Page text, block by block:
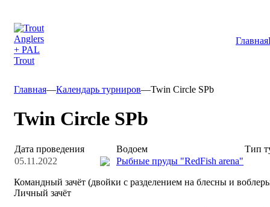
Главная
Главная—Календарь турниров—Twin Circle SPb
Twin Circle SPb
Дата проведения Водоем
Тип
05.11.2022
Рыбные пруды "RedFish arena"
Командный зачёт (двойки с разделением на блесны и
Личный зачёт